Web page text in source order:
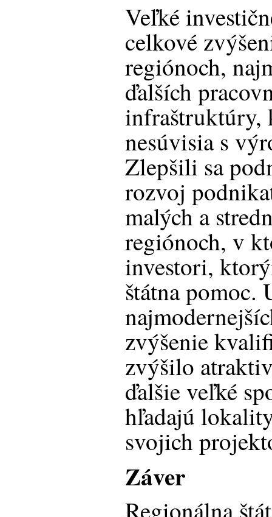
Veľké
celkové
regiónoch,
ďalších
infraštruktúry,
nesúvisia s
Zlepšili sa
rozvoj
malých a
regiónoch, v
investori,
štátna pomoc.
zvýšenie
zvýšilo
ďalšie veľké
hľadajú
svojich
Záver
Regionálna